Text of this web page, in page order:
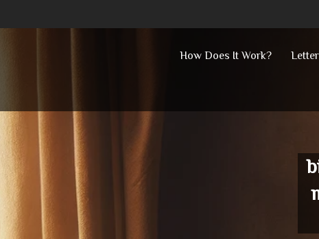
How Does It Work?